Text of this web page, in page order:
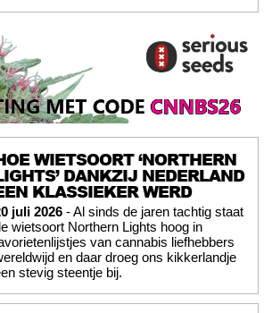
WIETSOORT ‘NORTHERN
DANKZIJ NEDERLAND
KLASSIEKER WERD
juli 2026 - Al sinds de jaren tachtig staat
wietsoort Northern Lights hoog in
van cannabis liefhebbers
en daar droeg ons kikkerlandje
stevig steentje bij.